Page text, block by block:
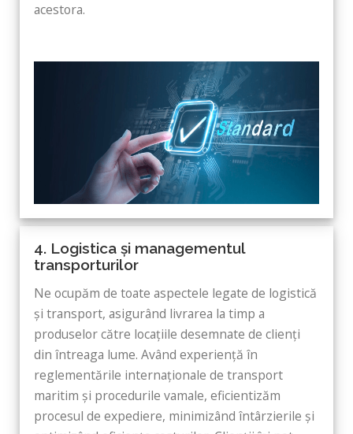
acestora.
4. Logistica și managementul
transporturilor
Ne ocupăm de toate aspectele legate de logistică
și transport, asigurând livrarea la timp a
produselor către locațiile desemnate de clienți
din întreaga lume. Având experiență în
reglementările internaționale de transport
maritim și procedurile vamale, eficientizăm
procesul de expediere, minimizând întârzierile și